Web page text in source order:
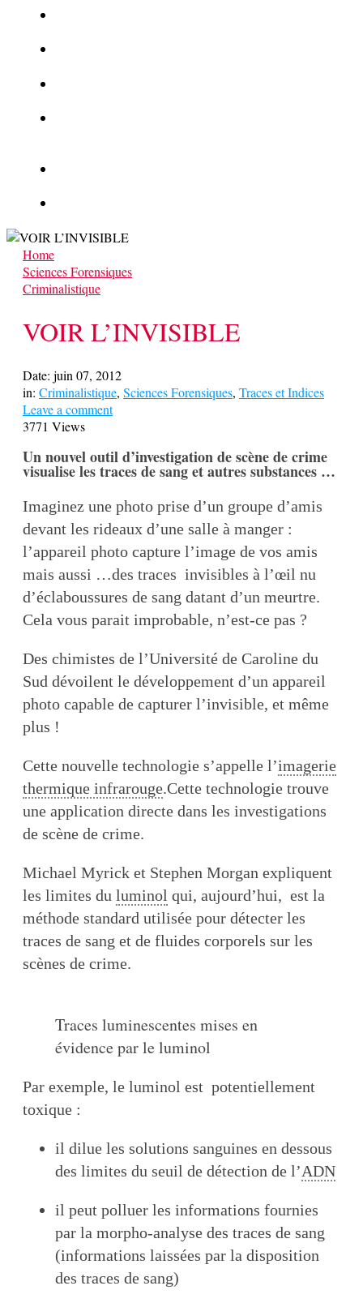
Home
Sciences Forensiques
Criminalistique
VOIR L’INVISIBLE
Date: juin 07, 2012
in: Criminalistique, Sciences Forensiques, Traces et Indices
Leave a comment
3771 Views
Un nouvel outil d’investigation de scène de crime
visualise les traces de sang et autres substances …
Imaginez une photo prise d’un groupe d’amis
devant les rideaux d’une salle à manger :
l’appareil photo capture l’image de vos amis
mais aussi …des traces invisibles à l’œil nu
d’éclaboussures de sang datant d’un meurtre.
Cela vous parait improbable, n’est-ce pas ?
Des chimistes de l’Université de Caroline du
Sud dévoilent le développement d’un appareil
photo capable de capturer l’invisible, et même
plus !
Cette nouvelle technologie s’appelle l’imagerie
thermique infrarouge.Cette technologie trouve
une application directe dans les investigations
de scène de crime.
Michael Myrick et Stephen Morgan expliquent
les limites du luminol qui, aujourd’hui, est la
méthode standard utilisée pour détecter les
traces de sang et de fluides corporels sur les
scènes de crime.
Traces luminescentes mises en
évidence par le luminol
Par exemple, le luminol est potentiellement
toxique :
il dilue les solutions sanguines en dessous
des limites du seuil de détection de l’ADN
il peut polluer les informations fournies
par la morpho-analyse des traces de sang
(informations laissées par la disposition
des traces de sang)